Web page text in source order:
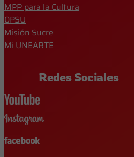
MPP para la Cultura
OPSU
Misión Sucre
Mi UNEARTE
Redes Sociales